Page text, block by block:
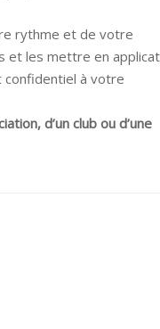
rythme et de votre
et les mettre en
confidentiel à votre
d’un club ou d’une